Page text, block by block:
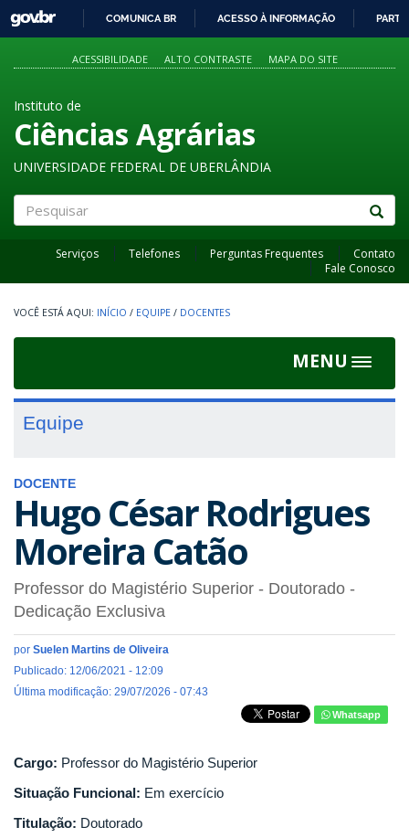
PARA
O
GOVBR
COMUNICA BR ACESSO À INFORMAÇÃO
ACESSIBILIDADE ALTO CONTRASTE MAPA DO SITE
Instituto de
Ciências Agrárias
UNIVERSIDADE FEDERAL DE UBERLÂNDIA
Serviços Telefones Perguntas Frequentes
Contato
Fale Conosco
INÍCIO / EQUIPE / DOCENTES
MENU
Toggle
Equipe
DOCENTE
Hugo César Rodrigues
Moreira Catão
Professor do Magistério Superior - Doutorado -
Dedicação Exclusiva
por Suelen Martins de Oliveira
Publicado: 12/06/2021 - 12:09
Última modificação: 29/07/2026 - 07:43
Whatsapp
Cargo: Professor do Magistério Superior
Situação Funcional: Em exercício
Titulação: Doutorado